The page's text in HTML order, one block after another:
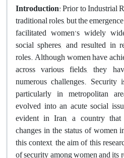
Introduction: Prior to Industrial
traditional roles, but the
facilitated women’s widely
social spheres, and resulted in
roles. Although women have
across various fields, they
numerous challenges.
particularly in metropolitan
evolved into an acute social
evident in Iran, a country that
changes in the status of women
this context, the aim of this
of security among women and